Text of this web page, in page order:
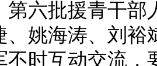
批援青干部
、姚海涛、刘
不时互动交流